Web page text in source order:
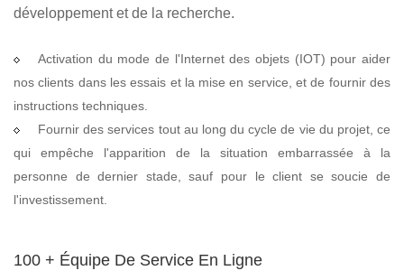
développement et de la recherche.
Activation du mode de l'Internet des objets (IOT) pour aider
nos clients dans les essais et la mise en service, et de fournir des
instructions techniques.
Fournir des services tout au long du cycle de vie du projet, ce
qui empêche l'apparition de la situation embarrassée à la
personne de dernier stade, sauf pour le client se soucie de
l'investissement.
100 + Équipe De Service En Ligne